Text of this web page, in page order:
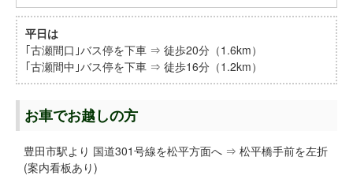
平日は
｢古瀬間口｣バス停を下車 ⇒ 徒歩20分（1.6km）
｢古瀬間中｣バス停を下車 ⇒ 徒歩16分（1.2km）
お車でお越しの方
豊田市駅より 国道301号線を松平方面へ ⇒ 松平橋手前を左折
(案内看板あり)